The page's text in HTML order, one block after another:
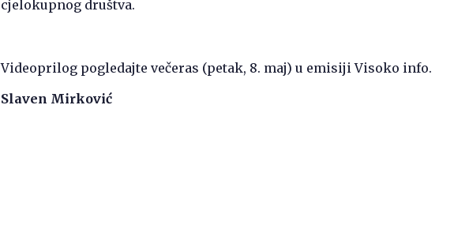
cjelokupnog društva.
Videoprilog pogledajte večeras (petak, 8. maj) u emisiji Visoko info.
Slaven Mirković